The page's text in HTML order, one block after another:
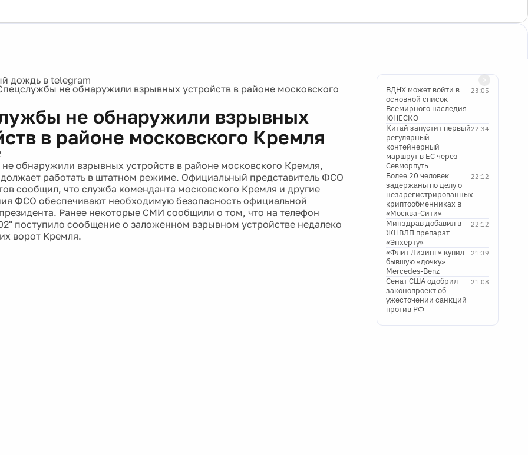
не обнаружили взрывных устройств в районе московского
не обнаружили взрывных
в районе московского Кремля
обнаружили взрывных устройств в районе московского Кремля,
работать в штатном режиме. Официальный представитель ФСО
сообщил, что служба коменданта московского Кремля и другие
ФСО обеспечивают необходимую безопасность официальной
Ранее некоторые СМИ сообщили о том, что на телефон
поступило сообщение о заложенном взрывном устройстве недалеко
ворот Кремля.
23:05
ВДНХ может войти в
основной список
Всемирного наследия
ЮНЕСКО
22:34
Китай запустит первый
регулярный
контейнерный
маршрут в ЕС через
Севморпуть
22:12
Более 20 человек
задержаны по делу о
незарегистрированных
криптообменниках в
«Москва-Сити»
22:12
Минздрав добавил в
ЖНВЛП препарат
«Энхерту»
21:39
«Флит Лизинг» купил
бывшую «дочку»
Mercedes-Benz
21:08
Сенат США одобрил
законопроект об
ужесточении санкций
против РФ